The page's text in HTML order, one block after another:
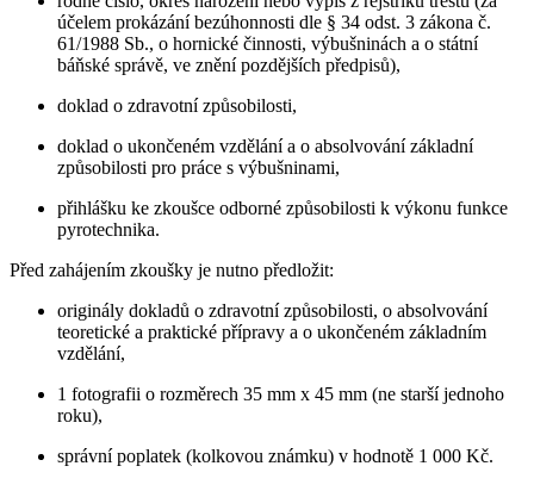
účelem prokázání bezúhonnosti dle § 34 odst. 3 zákona č.
61/1988 Sb., o hornické činnosti, výbušninách a o státní
báňské správě, ve znění pozdějších předpisů),
doklad o zdravotní způsobilosti,
doklad o ukončeném vzdělání a o absolvování základní
způsobilosti pro práce s výbušninami,
přihlášku ke zkoušce odborné způsobilosti k výkonu funkce
pyrotechnika.
Před zahájením zkoušky je nutno předložit:
originály dokladů o zdravotní způsobilosti, o absolvování
teoretické a praktické přípravy a o ukončeném základním
vzdělání,
1 fotografii o rozměrech 35 mm x 45 mm (ne starší jednoho
roku),
správní poplatek (kolkovou známku) v hodnotě 1 000 Kč.